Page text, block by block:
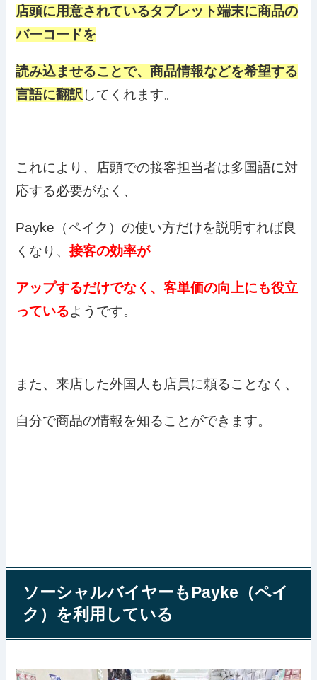
店頭に用意されているタブレット端末に商品の
バーコードを
読み込ませることで、商品情報などを希望する
言語に翻訳 してくれます。
これにより、店頭での接客担当者は多国語に対
応する必要がなく、
Payke（ペイク）の使い方だけを説明すれば良
くなり、接客の効率が
アップするだけでなく、客単価の向上にも役立
っているようです。
また、来店した外国人も店員に頼ることなく、
自分で商品の情報を知ることができます。
ソーシャルバイヤーもPayke（ペイ
ク）を利用している